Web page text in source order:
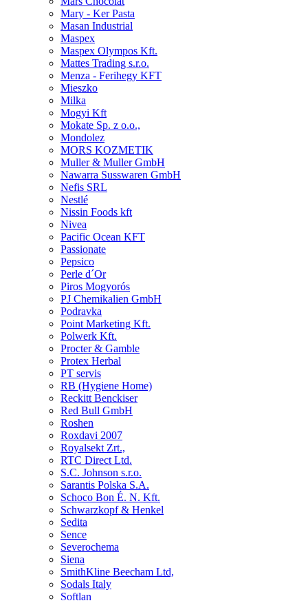
Mary - Ker Pasta
Masan Industrial
Maspex
Maspex Olympos Kft.
Mattes Trading s.r.o.
Menza - Ferihegy KFT
Mieszko
Milka
Mogyi Kft
Mokate Sp. z o.o.,
Mondolez
MORS KOZMETIK
Muller & Muller GmbH
Nawarra Susswaren GmbH
Nefis SRL
Nestlé
Nissin Foods kft
Nivea
Pacific Ocean KFT
Passionate
Pepsico
Perle d´Or
Piros Mogyorós
PJ Chemikalien GmbH
Podravka
Point Marketing Kft.
Polwerk Kft.
Procter & Gamble
Protex Herbal
PT servis
RB (Hygiene Home)
Reckitt Benckiser
Red Bull GmbH
Roshen
Roxdavi 2007
Royalsekt Zrt.,
RTC Direct Ltd.
S.C. Johnson s.r.o.
Sarantis Polska S.A.
Schoco Bon É. N. Kft.
Schwarzkopf & Henkel
Sedita
Sence
Severochema
Siena
SmithKline Beecham Ltd,
Sodals Italy
Softlan